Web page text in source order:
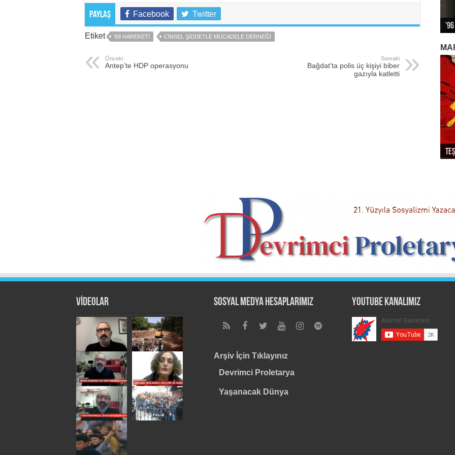
Paylaş Facebook Twitter
Etiket '68 HAREKETI CINSEL ŞIDDETLE MÜCADELE DERNEĞI
Önceki
Antep’te HDP operasyonu
Sonraki
Bağdat’ta polis üç kişiyi biber
gazıyla katletti
12
VİDEOLAR Sosyal Medya Hesaplarımız
Arşiv İçin Tıklayınız
Devrimci Proletarya
Yaşanacak Dünya
Youtube Kanalımız